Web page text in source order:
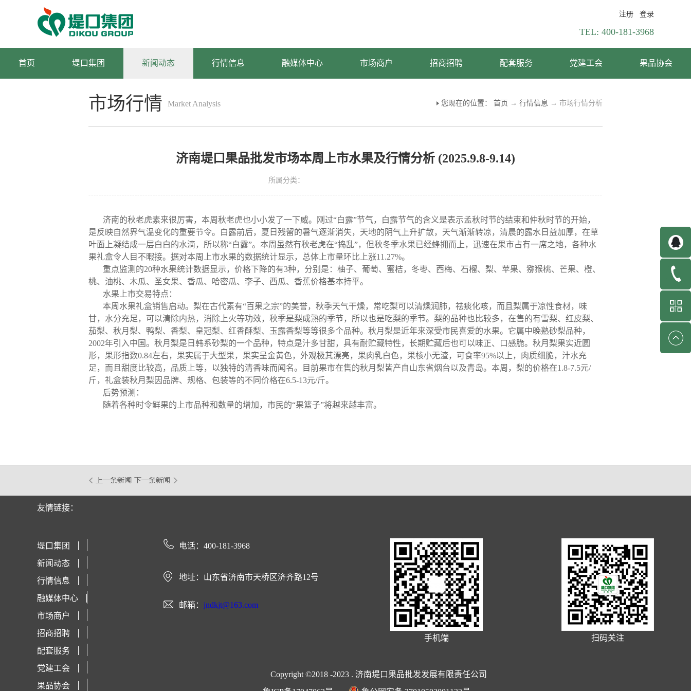
登录
注册
TEL: 400-181-3968
首页 堤口集团 新闻动态 行情信息 融媒体中心 市场商户 招商招聘 配套服务 党建工会 果品协会
市场行情
分析
Market Analysis 您现在的位置： 首页 → 行情信息 → 市场行情分析
济南堤口果品批发市场本周上市水果及行情分析 (2025.9.8-9.14)
所属分类：
济南的秋老虎素来很厉害，本周秋老虎也小小发了一下威。刚过“白露”节气，白露节气的含义是表示孟秋时节的结束和仲秋时节的开始，
是反映自然界气温变化的重要节令。白露前后，夏日残留的暑气逐渐消失，天地的阴气上升扩散，天气渐渐转凉，清晨的露水日益加厚，在草
叶面上凝结成一层白白的水滴，所以称“白露”。本周虽然有秋老虎在“捣乱”，但秋冬季水果已经蜂拥而上，迅速在果市占有一席之地，各种水
果礼盒令人目不暇接。据对本周上市水果的数据统计显示，总体上市量环比上涨11.27%。
重点监测的20种水果统计数据显示，价格下降的有3种，分别是：柚子、葡萄、蜜桔，冬枣、西梅、石榴、梨、苹果、猕猴桃、芒果、橙、
桃、油桃、木瓜、圣女果、香瓜、哈密瓜、李子、西瓜、香蕉价格基本持平。
水果上市交易特点：
本周水果礼盒销售启动。梨在古代素有“百果之宗”的美誉，秋季天气干燥，常吃梨可以清燥润肺，祛痰化咳，而且梨属于凉性食材，味
甘，水分充足，可以清除内热，消除上火等功效，秋季是梨成熟的季节，所以也是吃梨的季节。 梨的品种也比较多，在售的有雪梨、红皮梨、
茄梨、秋月梨、鸭梨、香梨、皇冠梨、红香酥梨、玉露香梨等等很多个品种。秋月梨是近年来深受市民喜爱的水果。它属中晚熟砂梨品种，
2002年引入中国。秋月梨是日韩系砂梨的一个品种，特点是汁多甘甜，具有耐贮藏特性，长期贮藏后也可以味正、口感脆。秋月梨果实近圆
形，果形指数0.84左右，果实属于大型果，果实呈金黄色，外观极其漂亮，果肉乳白色，果核小无渣，可食率95%以上，肉质细脆，汁水充
足，而且甜度比较高，品质上等，以独特的清香味而闻名。目前果市在售的秋月梨皆产自山东省烟台以及青岛。本周，梨的价格在1.8-7.5元/
斤，礼盒装秋月梨因品牌、规格、包装等的不同价格在6.5-13元/斤。
后势预测：
随着各种时令鲜果的上市品种和数量的增加，市民的“果篮子”将越来越丰富。
友情链接：
堤口集团
新闻动态
行情信息
融媒体中心
市场商户
招商招聘
配套服务
党建工会
果品协会
电话：400-181-3968
地址：山东省济南市天桥区济齐路12号
邮箱： jndkjt@163.com
手机端 扫码关注
Copyright ©2018 -2023 . 济南堤口果品批发发展有限责任公司